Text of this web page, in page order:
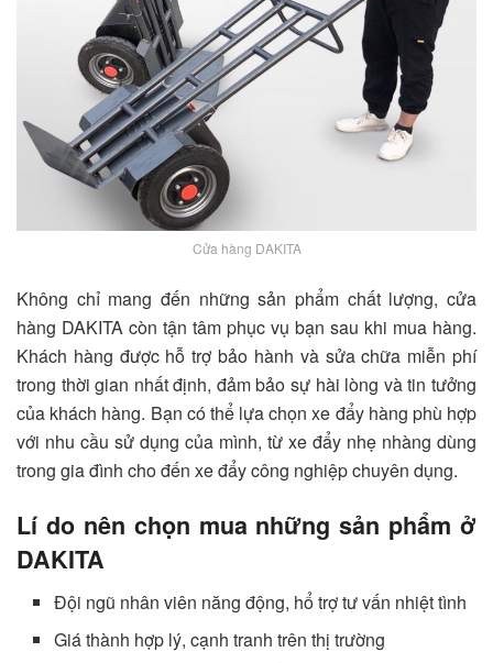
Cửa hàng DAKITA
Không chỉ mang đến những sản phẩm chất lượng, cửa
hàng DAKITA còn tận tâm phục vụ bạn sau khi mua hàng.
Khách hàng được hỗ trợ bảo hành và sửa chữa miễn phí
trong thời gian nhất định, đảm bảo sự hài lòng và tin tưởng
của khách hàng. Bạn có thể lựa chọn xe đẩy hàng phù hợp
với nhu cầu sử dụng của mình, từ xe đẩy nhẹ nhàng dùng
trong gia đình cho đến xe đẩy công nghiệp chuyên dụng.
Lí do nên chọn mua những sản phẩm ở
DAKITA
Đội ngũ nhân viên năng động, hổ trợ tư vấn nhiệt tình
Giá thành hợp lý, cạnh tranh trên thị trường